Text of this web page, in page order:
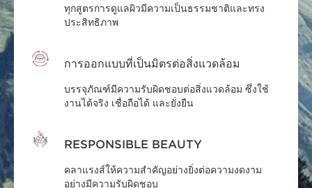
ทุกสูตรการดูแลผิวมีความเป็นธรรมชาติและทรง
ประสิทธิภาพ
การออกแบบที่เป็นมิตรต่อสิ่งแวดล้อม
บรรจุภัณฑ์มีความรับผิดชอบต่อสิ่งแวดล้อม ซึ่งใช้
งานได้จริง เชื่อถือได้ และยั่งยืน
RESPONSIBLE BEAUTY
คลาแรงส์ให้ความสำคัญอย่างยิ่งต่อความงดงาม
อย่างมีความรับผิดชอบ